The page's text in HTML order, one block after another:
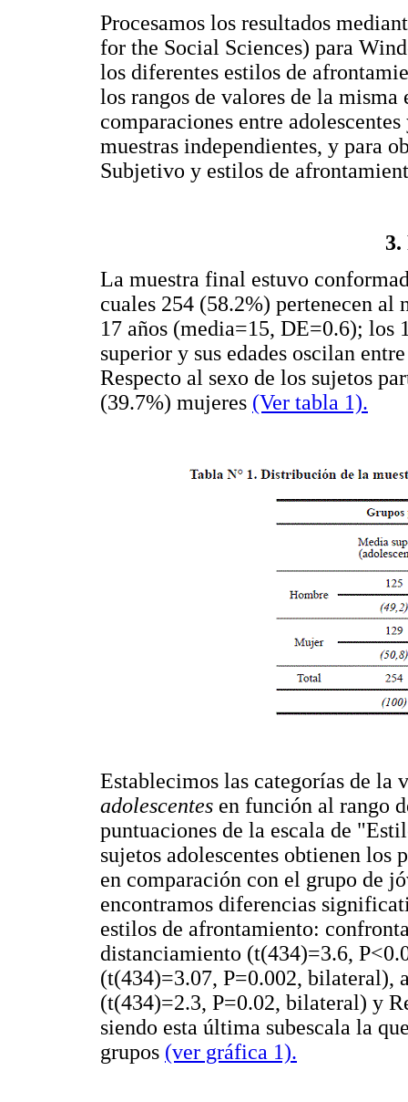
Procesamos los resultados
for the Social Sciences) para
los diferentes estilos de
los rangos de valores de la misma
comparaciones entre
muestras independientes, y para
Subjetivo y estilos de
3.
La muestra final estuvo
cuales 254 (58.2%) pertenecen al
17 años (media=15, DE=0.6); los
superior y sus edades oscilan
Respecto al sexo de los sujetos
(39.7%) mujeres (Ver tabla 1).
Establecimos las categorías de la
adolescentes en función al rango
puntuaciones de la escala de
sujetos adolescentes obtienen los
en comparación con el grupo de
encontramos diferencias
estilos de afrontamiento:
distanciamiento (t(434)=3.6,
(t(434)=3.07, P=0.002, bilateral),
(t(434)=2.3, P=0.02, bilateral) y
siendo esta última subescala la
grupos (ver gráfica 1).